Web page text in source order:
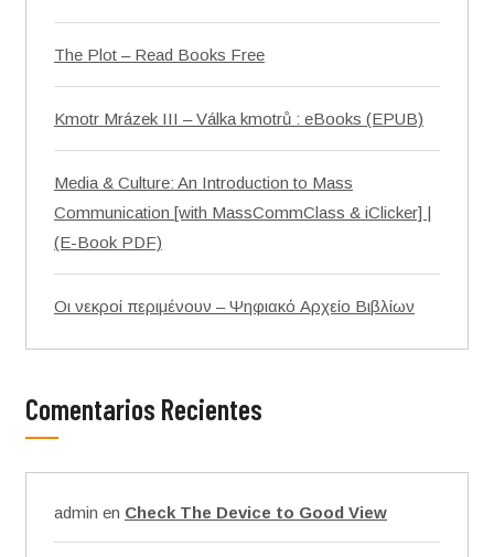
The Plot – Read Books Free
Kmotr Mrázek III – Válka kmotrů : eBooks (EPUB)
Media & Culture: An Introduction to Mass
Communication [with MassCommClass & iClicker] |
(E-Book PDF)
Οι νεκροί περιμένουν – Ψηφιακό Αρχείο Βιβλίων
Comentarios Recientes
admin en Check The Device to Good View